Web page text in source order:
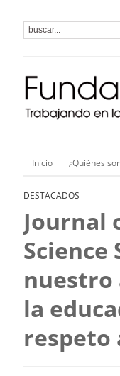
Inicio ¿Quiénes
DESTACADOS
Journal
Science
nuestro
la
respeto